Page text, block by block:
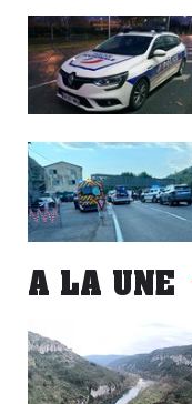
A LA UNE